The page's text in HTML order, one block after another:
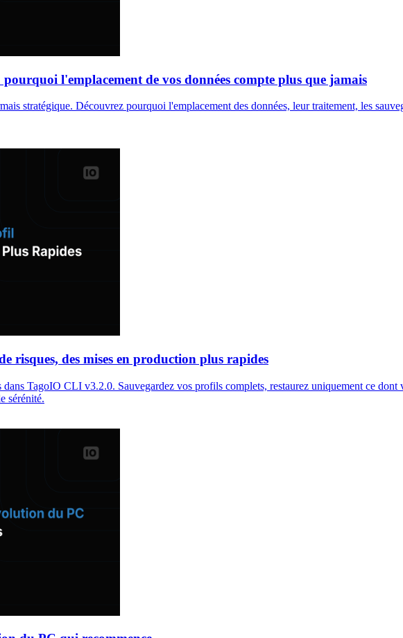
l'emplacement de vos données compte plus que jamais
stratégique. Découvrez pourquoi l'emplacement des données, leur traitement, les
risques, des mises en production plus rapides
TagoIO CLI v3.2.0. Sauvegardez vos profils complets, restaurez uniquement ce dont
sérénité.